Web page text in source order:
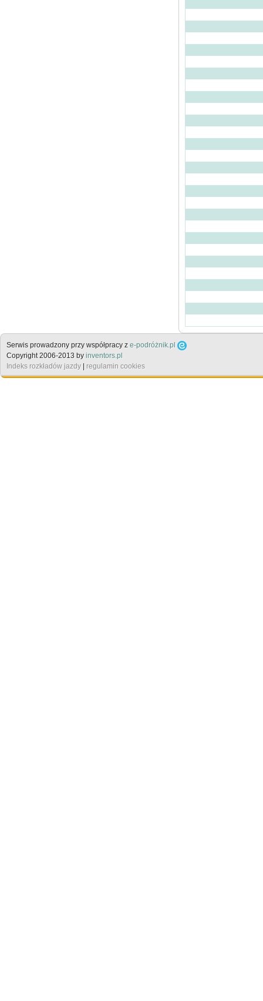
Serwis prowadzony przy współpracy z e-podróżnik.pl
Copyright 2006-2013 by inventors.pl
Indeks rozkładów jazdy
regulamin cookies